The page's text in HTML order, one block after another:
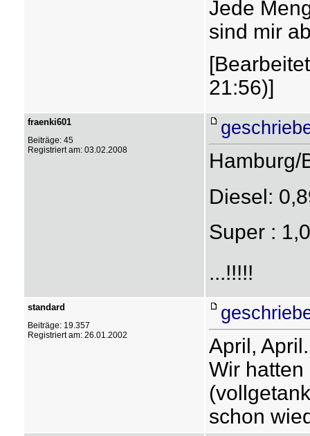
Jede
sind mir
21:56)]
fraenki601
Beiträge: 45
Registriert am: 03.02.2008
Hamburg/
Diesel:
Super :
...!!!!!
standard
Beiträge: 19.357
Registriert am: 26.01.2002
April,
Wir
schon